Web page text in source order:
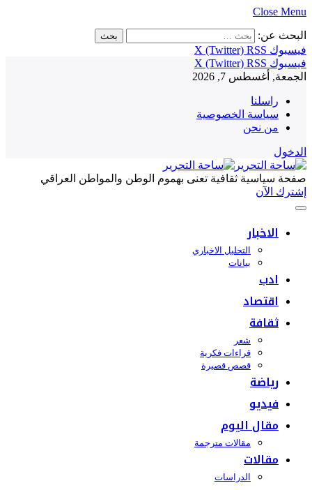
Close Menu
البحث عن:
فيسبوك
X (Twitter) RSS
فيسبوك
X (Twitter) RSS
الجمعة, أغسطس 7, 2026
راسلنا
سياسة الخصوصية
من نحن
الدخول
صفحة سياسية ثقافية تعنى بهموم الوطن والمواطن العراقي
إشترك الآن
الاخبار
التحليل الاخباري
بيانات
ادب
اقتصاد
ثقافة
شعر
قراءات فكرية
قصص قصيرة
رياضة
فيديو
مقال اليوم
مقالات مترجمة
مقالات
الدراسات